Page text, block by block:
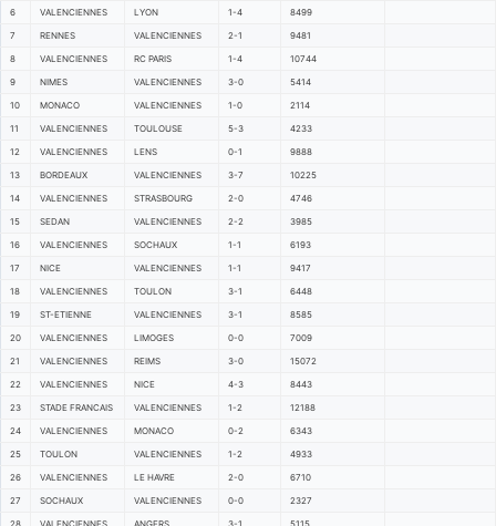
6 VALENCIENNES LYON 1-4 8499
7 RENNES VALENCIENNES 2-1 9481
8 VALENCIENNES RC PARIS 1-4 10744
9 NIMES VALENCIENNES 3-0 5414
10 MONACO VALENCIENNES 1-0 2114
11 VALENCIENNES TOULOUSE 5-3 4233
12 VALENCIENNES LENS 0-1 9888
13 BORDEAUX VALENCIENNES 3-7 10225
14 VALENCIENNES STRASBOURG 2-0 4746
15 SEDAN VALENCIENNES 2-2 3985
16 VALENCIENNES SOCHAUX 1-1 6193
17 NICE VALENCIENNES 1-1 9417
18 VALENCIENNES TOULON 3-1 6448
19 ST-ETIENNE VALENCIENNES 3-1 8585
20 VALENCIENNES LIMOGES 0-0 7009
21 VALENCIENNES REIMS 3-0 15072
22 VALENCIENNES NICE 4-3 8443
23 STADE FRANCAIS VALENCIENNES 1-2 12188
24 VALENCIENNES MONACO 0-2 6343
25 TOULON VALENCIENNES 1-2 4933
26 VALENCIENNES LE HAVRE 2-0 6710
27 SOCHAUX VALENCIENNES 0-0 2327
28 VALENCIENNES ANGERS 3-1 5115